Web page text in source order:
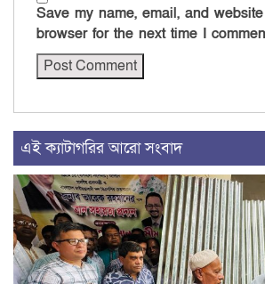
Save my name, email, and
browser for the next time I
এই ক্যাটাগরির আরো সংবাদ